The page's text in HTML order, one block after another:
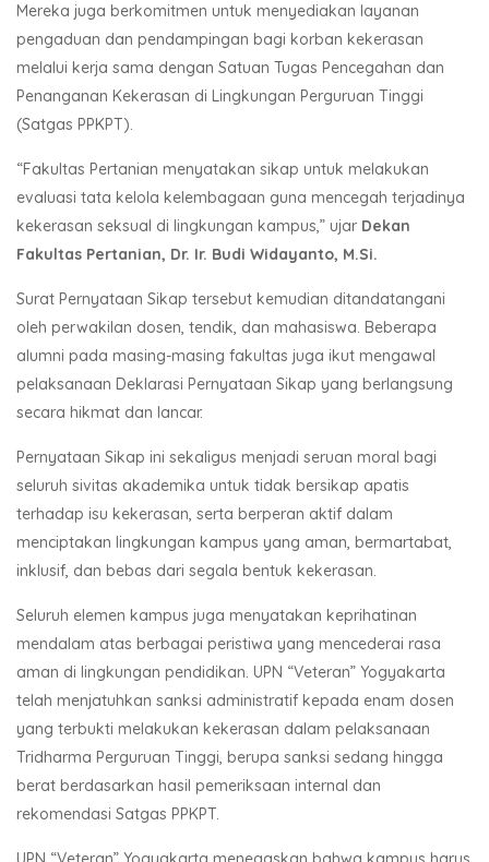
Mereka juga berkomitmen untuk menyediakan layanan
pengaduan dan pendampingan bagi korban kekerasan
melalui kerja sama dengan Satuan Tugas Pencegahan dan
Penanganan Kekerasan di Lingkungan Perguruan Tinggi
(Satgas PPKPT).
“Fakultas Pertanian menyatakan sikap untuk melakukan
evaluasi tata kelola kelembagaan guna mencegah terjadinya
kekerasan seksual di lingkungan kampus,” ujar Dekan
Fakultas Pertanian, Dr. Ir. Budi Widayanto, M.Si.
Surat Pernyataan Sikap tersebut kemudian ditandatangani
oleh perwakilan dosen, tendik, dan mahasiswa. Beberapa
alumni pada masing-masing fakultas juga ikut mengawal
pelaksanaan Deklarasi Pernyataan Sikap yang berlangsung
secara hikmat dan lancar.
Pernyataan Sikap ini sekaligus menjadi seruan moral bagi
seluruh sivitas akademika untuk tidak bersikap apatis
terhadap isu kekerasan, serta berperan aktif dalam
menciptakan lingkungan kampus yang aman, bermartabat,
inklusif, dan bebas dari segala bentuk kekerasan.
Seluruh elemen kampus juga menyatakan keprihatinan
mendalam atas berbagai peristiwa yang mencederai rasa
aman di lingkungan pendidikan. UPN “Veteran” Yogyakarta
telah menjatuhkan sanksi administratif kepada enam dosen
yang terbukti melakukan kekerasan dalam pelaksanaan
Tridharma Perguruan Tinggi, berupa sanksi sedang hingga
berat berdasarkan hasil pemeriksaan internal dan
rekomendasi Satgas PPKPT.